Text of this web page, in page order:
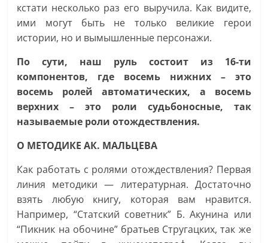
кстати несколько раз его выручила. Как видите,
ими могут быть не только великие герои
истории, но и вымышленные персонажи.
По сути, наш руль состоит из 16-ти
компонентов, где восемь нижних – это
восемь ролей автоматических, а восемь
верхних – это роли судьбоносные, так
называемые роли отождествления.
О МЕТОДИКЕ АК. МАЛЬЦЕВА
Как работать с ролями отождествления? Первая
линия методики — литературная. Достаточно
взять любую книгу, которая вам нравится.
Например, “Статский советник” Б. Акунина или
“Пикник на обочине” братьев Стругацких, так же